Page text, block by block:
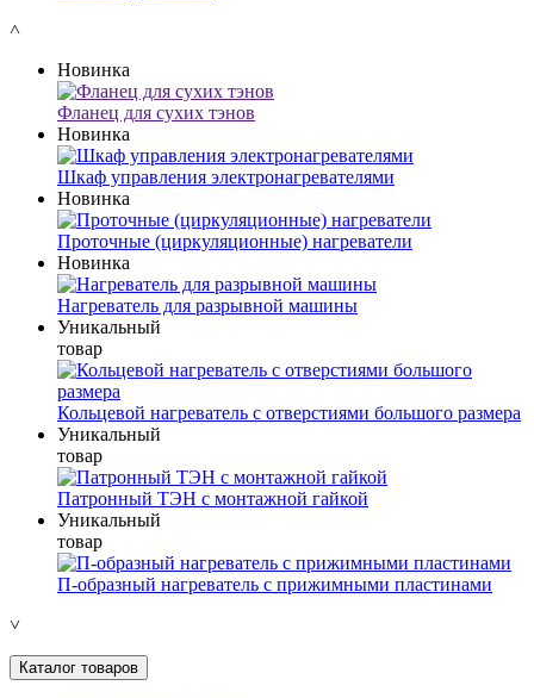
˄
Новинка
Фланец для сухих тэнов
Новинка
Шкаф управления электронагревателями
Новинка
Проточные (циркуляционные) нагреватели
Новинка
Нагреватель для разрывной машины
Уникальный
товар
Кольцевой нагреватель с отверстиями большого размера
Уникальный
товар
Патронный ТЭН с монтажной гайкой
Уникальный
товар
П-образный нагреватель с прижимными пластинами
˅
Каталог товаров